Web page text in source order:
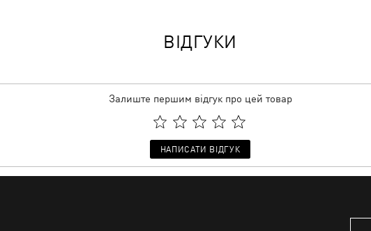
ВІДГУКИ
Залиште першим відгук про цей товар
НАПИСАТИ ВІДГУК